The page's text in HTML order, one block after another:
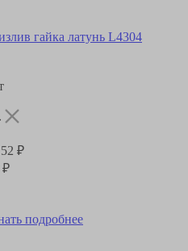
₽
₽
подробнее